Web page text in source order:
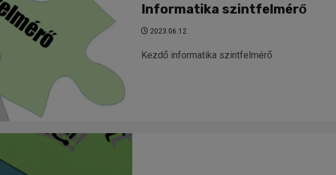
Informatika szintfelmérő
2023.06.12.
Kezdő informatika szintfelmérő